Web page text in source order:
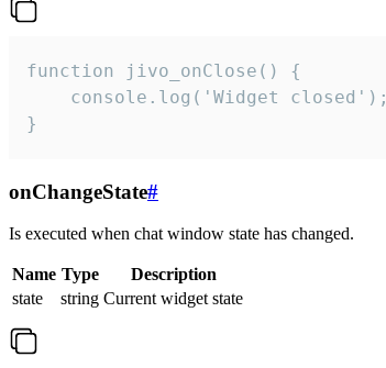
function jivo_onClose() {
    console.log('Widget closed');
}
onChangeState#
Is executed when chat window state has changed.
Name Type
Description
state
string Current widget state